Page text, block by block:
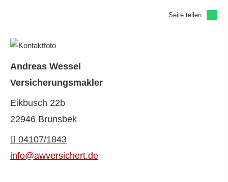
Seite teilen:
Andreas Wessel
Ver­sicherungs­makler
Eikbusch 22b
22946 Brunsbek
04107/1843
info@awversichert.de